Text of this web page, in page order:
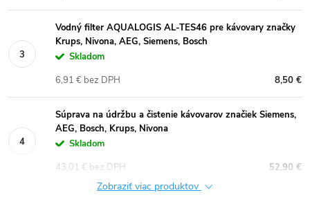
Vodný filter AQUALOGIS AL-TES46 pre kávovary značky
Krups, Nivona, AEG, Siemens, Bosch
Skladom
8,50 €
6,91 € bez DPH
Súprava na údržbu a čistenie kávovarov značiek Siemens,
AEG, Bosch, Krups, Nivona
Skladom
52,90 €
43,01 € bez DPH
Zobraziť viac produktov